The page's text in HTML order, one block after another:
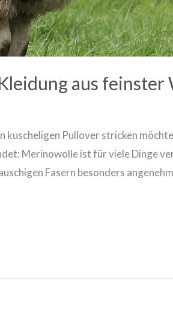
aus feinster
kuscheligen Pullover stricken
Merinowolle ist für viele Dinge
Fasern besonders